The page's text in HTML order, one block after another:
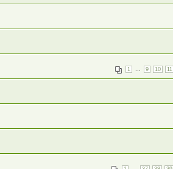
1 9 10 11